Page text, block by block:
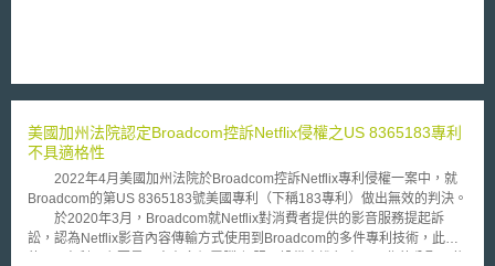
「任何」scFv，惟其說明書未能提供其中之代表性物種（species）、或界
實施例，但未能說明此二物種如何、或是否能夠代表其所請求的整個上位之
屬（genus）。CAFC指出，若要滿足書面說明要件之要求，說明書應揭露
與代表性數量之標的結合之特定scFv物種，Juno雖提出專家證詞主張此二
scFv實施例已具代表性，惟CAFC仍認為該證詞過於籠統而未能解釋何種
scFv將與何種標的結合。CAFC指出，書面說明要件之目的在於確保專利排
他權範圍不會超出發明人記載於說明書中之貢獻範圍，190專利發明人證稱
其申請發明時只使用過說明書所載之兩個scFv實施例，且說明書未提供確認
美國加州法院認定Broadcom控訴Netflix侵權之US 8365183專利
不具適格性
2022年4月美國加州法院於Broadcom控訴Netflix專利侵權一案中，就
Broadcom的第US 8365183號美國專利（下稱183專利）做出無效的判決。
於2020年3月，Broadcom就Netflix對消費者提供的影音服務提起訴
訟，認為Netflix影音內容傳輸方式使用到Broadcom的多件專利技術，此次